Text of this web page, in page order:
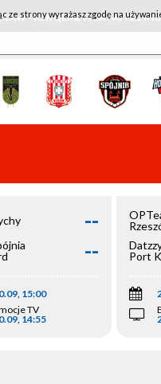
- KSK QEMETICA NOTEĆ
--
--
15:00
TV
14:55
Port
ze strony wyrażasz zgodę na